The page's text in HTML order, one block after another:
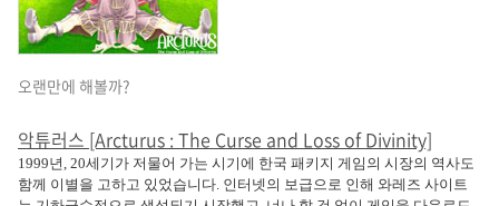
오랜만에 해볼까?
악튜러스 [Arcturus : The Curse and Loss of Divinity]
1999년, 20세기가 저물어 가는 시기에 한국 패키지 게임의 시장의 역사도
함께 이별을 고하고 있었습니다. 인터넷의 보급으로 인해 와레즈 사이트